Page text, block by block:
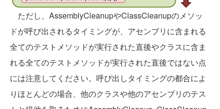
ただし、AssemblyCleanupやClassCleanupのメソッ
ドが呼び出されるタイミングが、アセンブリに含まれる
全てのテストメソッドが実行された直後やクラスに含ま
れる全てのテストメソッドが実行された直後ではない点
には注意してください。呼び出しタイミングの都合によ
りほとんどの場合、他のクラスや他のアセンブリのテス